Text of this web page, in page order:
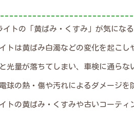
イトの「黄ばみ・くすみ」が気にな
トは黄ばみ白濁などの変化を起こし
光量が落ちてしまい、車検に通らな
球の熱・傷や汚れによるダメージを
トの黄ばみ・くすみや古いコーティ